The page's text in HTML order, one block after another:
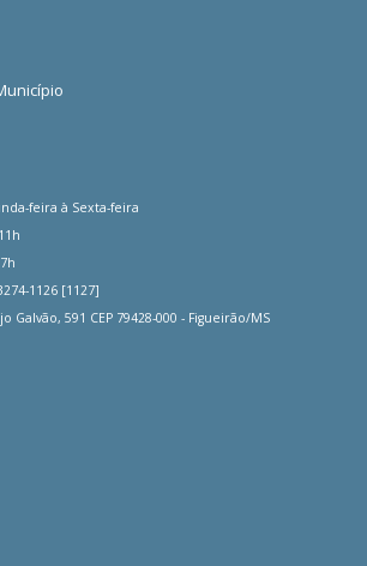
feira à Sexta-feira
1126 [1127]
Galvão, 591 CEP 79428-000 - Figueirão/MS